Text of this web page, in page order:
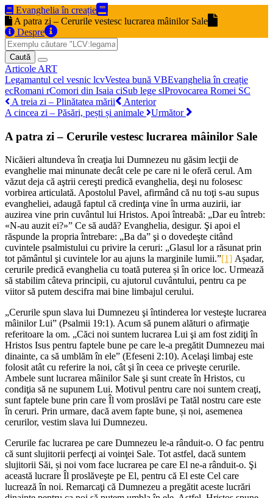
Evanghelia în creație
A patra zi – Cerurile vestesc lucrarea mâinilor Sale
Despre
Caută
Articole ART
Legamantul cel vesnic lcvVestea bună VBEvanghelia în creație
ecRomani rComori din Isaia ciSub lege slProvocarea Romei SC
A treia zi – Plinătatea mării
Anterior
A cincea zi – Păsări, pești și animale
Următor
A patra zi – Cerurile vestesc lucrarea mâinilor Sale
Nicăieri altundeva în creaţia lui Dumnezeu nu găsim lecţii de
evanghelie mai minunate decât cele pe care ni le oferă cerul. Am
văzut deja că aştrii cereşti predică evanghelia, deşi nu folosesc
vorbirea articulată. Apostolul Pavel, afirmând că nu toţi s-au supus
evangheliei, adaugă faptul că credinţa vine în urma auzirii, iar
auzirea vine prin cuvântul lui Hristos. Apoi întreabă: „Dar eu întreb:
«N-au auzit ei?»” Ce să audă? Evanghelia, desigur. Şi apoi el
răspunde la propria întrebare: „Ba da” şi o dovedeşte citând
cuvintele psalmistului cu privire la ceruri: „Glasul lor a răsunat prin
tot pământul şi cuvintele lor au ajuns la marginile lumii.”[1] Așadar,
cerurile predică evanghelia cu toată puterea și în orice loc. Urmează
să stabilim câteva principii, cu ajutorul cuvântului, pentru ca pe
viitor să putem descifra mai bine limbajul cerului.
„Cerurile spun slava lui Dumnezeu şi întinderea lor vesteşte lucrarea
mâinilor Lui” (Psalmii 19:1). Acum să punem alături o afirmaţie
referitoare la om. „Căci noi suntem lucrarea Lui şi am fost zidiţi în
Hristos Isus pentru faptele bune pe care le-a pregătit Dumnezeu mai
dinainte, ca să umblăm în ele” (Efeseni 2:10). Acelaşi limbaj este
folosit atât cu referire la noi, cât şi în ceea ce priveşte cerurile.
Ambele sunt lucrarea mâinilor Sale şi sunt create în Hristos, cu
condiţia să ne supunem Lui. Motivul pentru care noi suntem creaţi,
sunt faptele bune prin care Îl vom proslăvi pe Tatăl nostru care este
în ceruri. Prin urmare, dacă avem fapte bune, și noi, asemenea
cerurilor, vestim slava lui Dumnezeu.
Cerurile fac lucrarea pe care Dumnezeu le-a rânduit-o. O fac pentru
că sunt slujitorii perfecţi ai voinţei Sale. Tot astfel, dacă suntem
slujitorii Săi, și noi vom face lucrarea pe care El ne-a rânduit-o. Şi
această lucrare Îl proslăveşte pe El, pentru că El este Cel care
lucrează în noi. Remarcaţi că Dumnezeu a pregătit aceste lucrări